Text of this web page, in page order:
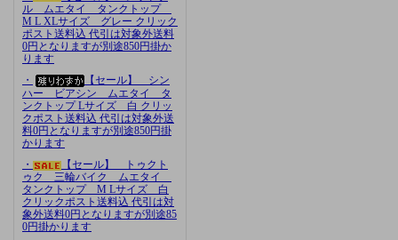
ル ムエタイ タンクトップ
M L XLサイズ グレー クリック
ポスト送料込 代引は対象外送料
0円となりますが別途850円掛か
ります
・
【セール】 シン
ハー ビアシン ムエタイ タ
ンクトップ Lサイズ 白 クリッ
クポスト送料込 代引は対象外送
料0円となりますが別途850円掛
かります
・
【セール】 トゥクト
ゥク 三輪バイク ムエタイ
タンクトップ M Lサイズ 白
クリックポスト送料込 代引は対
象外送料0円となりますが別途85
0円掛かります